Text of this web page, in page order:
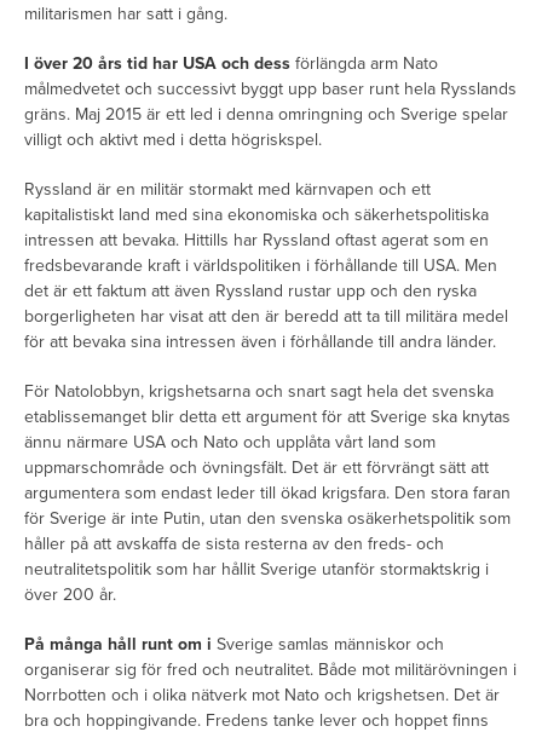
militarismen har satt i gång.
I över 20 års tid har USA och dess förlängda arm Nato
målmedvetet och successivt byggt upp baser runt hela Rysslands
gräns. Maj 2015 är ett led i denna omringning och Sverige spelar
villigt och aktivt med i detta högriskspel.
Ryssland är en militär stormakt med kärnvapen och ett
kapitalistiskt land med sina ekonomiska och säkerhetspolitiska
intressen att bevaka. Hittills har Ryssland oftast agerat som en
fredsbevarande kraft i världspolitiken i förhållande till USA. Men
det är ett faktum att även Ryssland rustar upp och den ryska
borgerligheten har visat att den är beredd att ta till militära medel
för att bevaka sina intressen även i förhållande till andra länder.
För Natolobbyn, krigshetsarna och snart sagt hela det svenska
etablissemanget blir detta ett argument för att Sverige ska knytas
ännu närmare USA och Nato och upplåta vårt land som
uppmarschområde och övningsfält. Det är ett förvrängt sätt att
argumentera som endast leder till ökad krigsfara. Den stora faran
för Sverige är inte Putin, utan den svenska osäkerhetspolitik som
håller på att avskaffa de sista resterna av den freds- och
neutralitetspolitik som har hållit Sverige utanför stormaktskrig i
över 200 år.
På många håll runt om i Sverige samlas människor och
organiserar sig för fred och neutralitet. Både mot militärövningen i
Norrbotten och i olika nätverk mot Nato och krigshetsen. Det är
bra och hoppingivande. Fredens tanke lever och hoppet finns